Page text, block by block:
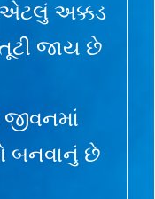
અક્કડ
તૂટી જાય છે
જીવનમાં
બનવાનું છે